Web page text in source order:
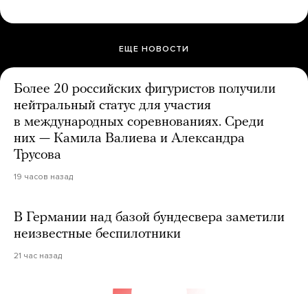
ЕЩЕ НОВОСТИ
Более 20 российских фигуристов получили
нейтральный статус для участия
в международных соревнованиях. Среди
них — Камила Валиева и Александра
Трусова
19 часов назад
В Германии над базой бундесвера заметили
неизвестные беспилотники
21 час назад